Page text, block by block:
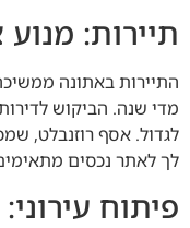
תיירות:
התיירות באתונה
מדי שנה. הביקוש
לגדול. אסף רוזנבלט,
לך לאתר נכסים
פיתוח